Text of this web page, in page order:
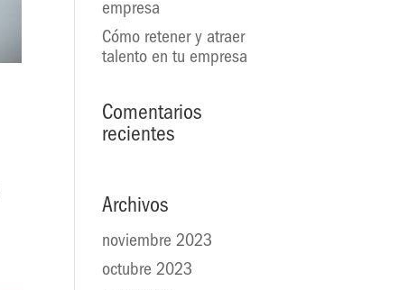
empresa
Cómo retener y atraer
talento en tu empresa
Comentarios
recientes
Archivos
noviembre 2023
octubre 2023